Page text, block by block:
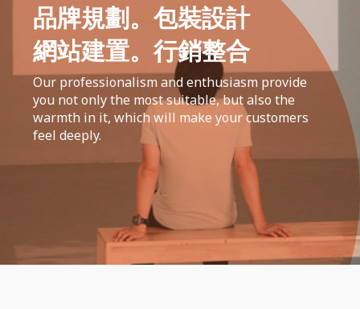
品牌規劃。包裝設計
網站建置。行銷整合
Our professionalism and enthusiasm provide
you not only the most suitable, but also the
warmth in it, which will make your customers
feel deeply.